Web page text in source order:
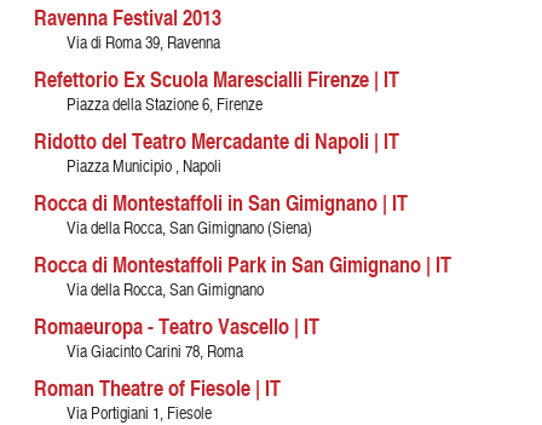
Ravenna Festival 2013
Via di Roma 39, Ravenna
Refettorio Ex Scuola Marescialli Firenze | IT
Piazza della Stazione 6, Firenze
Ridotto del Teatro Mercadante di Napoli | IT
Piazza Municipio , Napoli
Rocca di Montestaffoli in San Gimignano | IT
Via della Rocca, San Gimignano (Siena)
Rocca di Montestaffoli Park in San Gimignano | IT
Via della Rocca, San Gimignano
Romaeuropa - Teatro Vascello | IT
Via Giacinto Carini 78, Roma
Roman Theatre of Fiesole | IT
Via Portigiani 1, Fiesole